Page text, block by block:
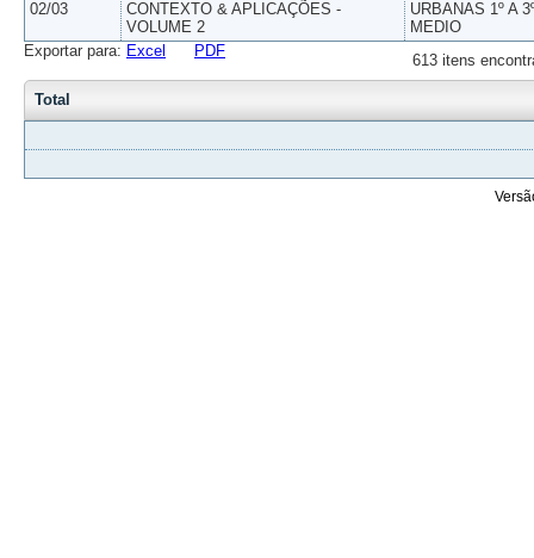
02/03
CONTEXTO & APLICAÇÕES -
VOLUME 2
URBANAS 1º A
MEDIO
613 itens
Exportar para: Excel PDF
Total